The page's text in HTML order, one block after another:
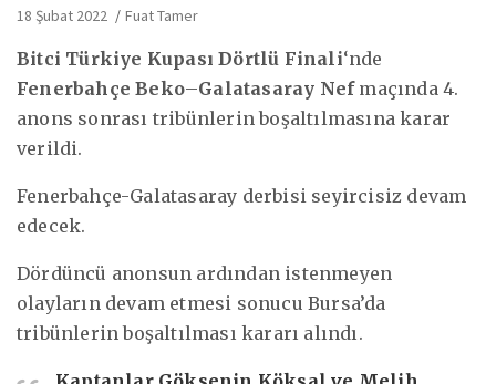
18 Şubat 2022 Fuat Tamer
Bitci Türkiye Kupası Dörtlü Finali‘nde
Fenerbahçe Beko–Galatasaray Nefmaçında 4.
anons sonrası tribünlerin boşaltılmasına karar
verildi.
Fenerbahçe-Galatasaray derbisi seyircisiz devam
edecek.
Dördüncü anonsun ardından istenmeyen
olayların devam etmesi sonucu Bursa’da
tribünlerin boşaltılması kararı alındı.